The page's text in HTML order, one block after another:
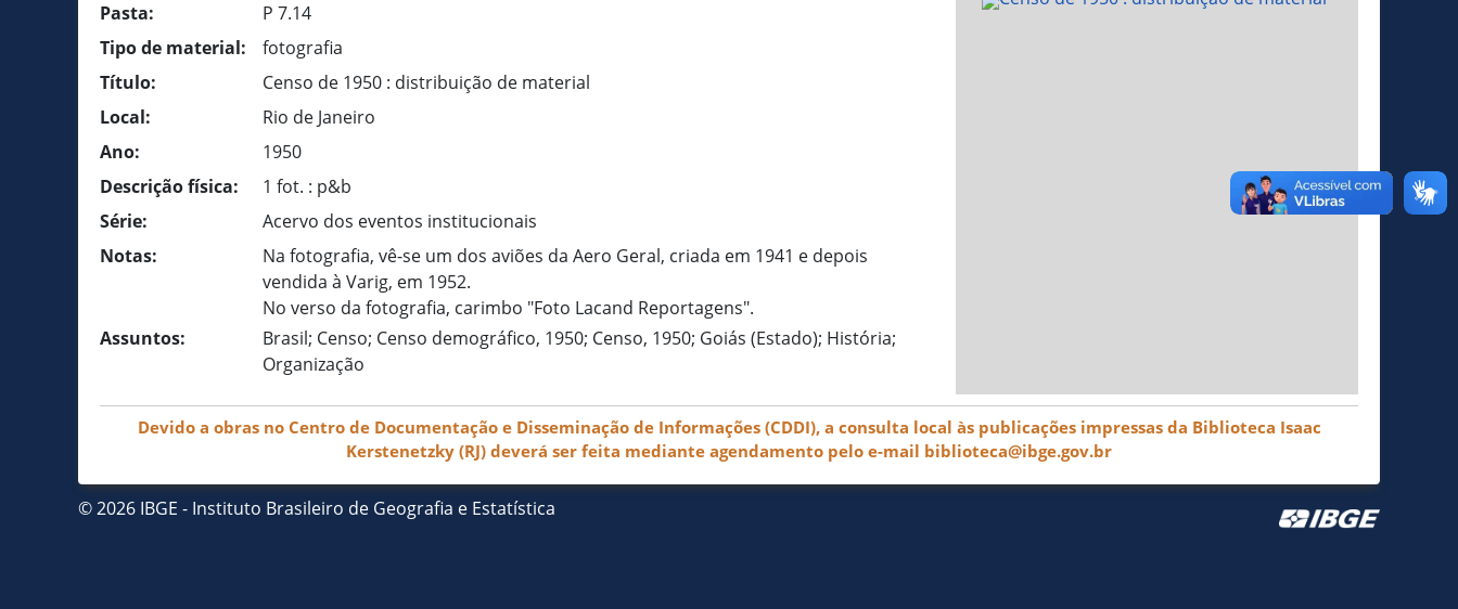
Pasta:
P 7.14
Tipo de material:
fotografia
Título:
Censo de 1950 : distribuição de material
Local:
Rio de Janeiro
Ano:
1950
Descrição física:
1 fot. : p&b
Série:
Acervo dos eventos institucionais
Notas:
Na fotografia, vê-se um dos aviões da Aero Geral, criada em 1941 e depois
vendida à Varig, em 1952.
No verso da fotografia, carimbo "Foto Lacand Reportagens".
Assuntos:
Brasil; Censo; Censo demográfico, 1950; Censo, 1950; Goiás (Estado); História;
Organização
Devido a obras no Centro de Documentação e Disseminação de Informações (CDDI), a consulta local às publicações impressas da Biblioteca Isaac
Kerstenetzky (RJ) deverá ser feita mediante agendamento pelo e-mail biblioteca@ibge.gov.br
© 2026 IBGE - Instituto Brasileiro de Geografia e Estatística